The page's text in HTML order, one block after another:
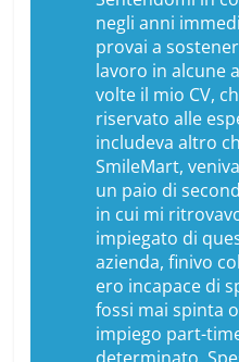
negli anni
provai a
lavoro in alcune
volte il mio CV,
riservato alle
includeva altro
SmileMart,
un paio di
in cui mi
impiegato di
azienda, finivo
ero incapace di
fossi mai spinta
impiego part-
determinato.